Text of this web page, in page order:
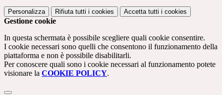
Personalizza Rifiuta tutti i cookies Accetta tutti i cookies
Gestione cookie
In questa schermata è possibile scegliere quali cookie consentire.
I cookie necessari sono quelli che consentono il funzionamento della
piattaforma e non è possibile disabilitarli.
Per conoscere quali sono i cookie necessari al funzionamento potete
visionare la COOKIE POLICY.